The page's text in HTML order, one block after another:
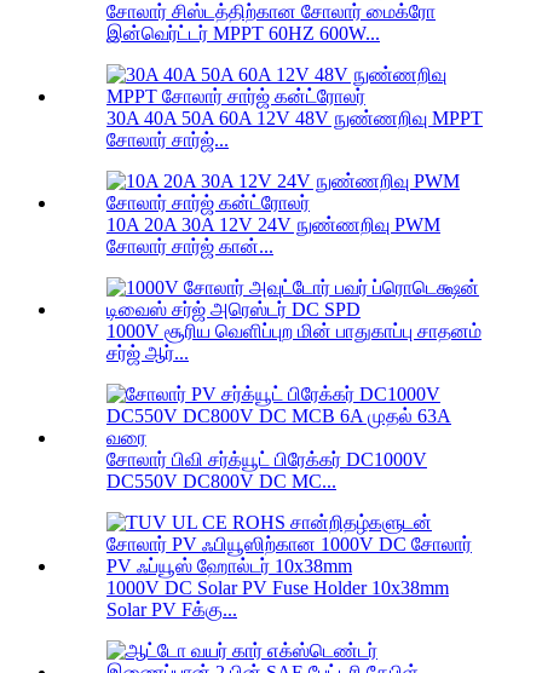
சோலார் சிஸ்டத்திற்கான சோலார் மைக்ரோ
இன்வெர்ட்டர் MPPT 60HZ 600W...
30A 40A 50A 60A 12V 48V நுண்ணறிவு MPPT
சோலார் சார்ஜ்...
10A 20A 30A 12V 24V நுண்ணறிவு PWM
சோலார் சார்ஜ் கான்...
1000V சூரிய வெளிப்புற மின் பாதுகாப்பு சாதனம்
சர்ஜ் ஆர்...
சோலார் பிவி சர்க்யூட் பிரேக்கர் DC1000V
DC550V DC800V DC MC...
1000V DC Solar PV Fuse Holder 10x38mm
Solar PV Fக்கு...